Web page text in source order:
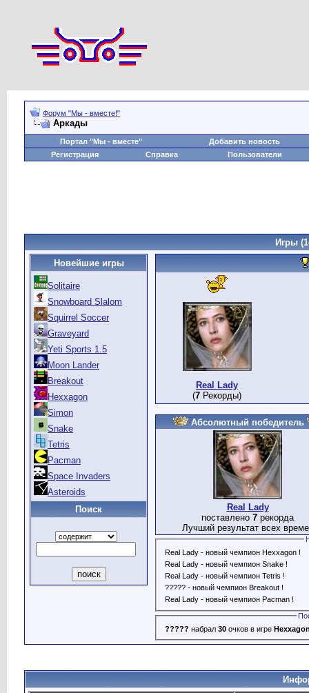
Форум "Мы - вместе!"
Аркады
Портал "Мы - вместе"
Добавить новость
Регистрация
Справка Пользователи
Игры
Новейшие игры
Solitaire
Snowboard Slalom
Squirrel Soccer
Graveyard
Yeti Sports 1.5
Moon Lander
Breakout
Hexxagon
Simon
Snake
Tetris
Pacman
Space Invaders
Asteroids
Поиск
Real Lady
(7 Рекорды)
Абсолютный победитель
Real Lady
поставлено 7 рекорда
Лучший результат всех
Real Lady - новый чемпион Hexxagon !
Real Lady - новый чемпион Snake !
Real Lady - новый чемпион Tetris !
????? - новый чемпион Breakout !
Real Lady - новый чемпион Pacman !
????? набрал 30очков в игре